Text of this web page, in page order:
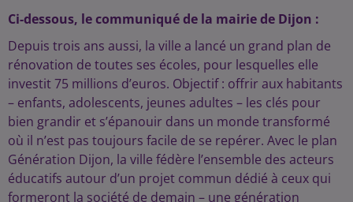
Ci-dessous, le communiqué de la mairie de Dijon :
Depuis trois ans aussi, la ville a lancé un grand plan de
rénovation de toutes ses écoles, pour lesquelles elle
investit 75 millions d’euros. Objectif : offrir aux habitants
– enfants, adolescents, jeunes adultes – les clés pour
bien grandir et s’épanouir dans un monde transformé
où il n’est pas toujours facile de se repérer. Avec le plan
Génération Dijon, la ville fédère l’ensemble des acteurs
éducatifs autour d’un projet commun dédié à ceux qui
formeront la société de demain – une génération